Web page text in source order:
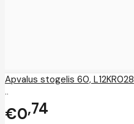
Apvalus stogelis 60, L12KR028
..
€0 74